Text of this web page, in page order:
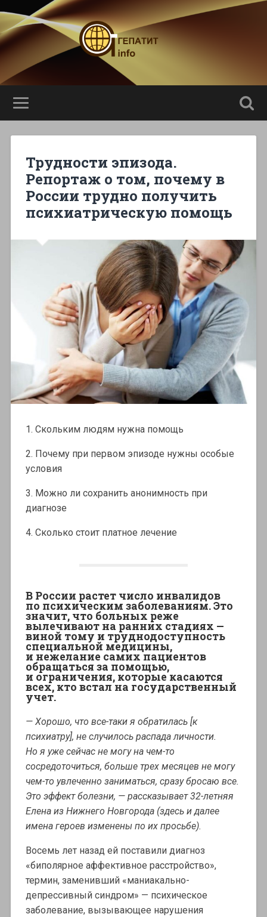
Трудности эпизода.
Репортаж о том, почему в
России трудно получить
психиатрическую помощь
1. Скольким людям нужна помощь
2. Почему при первом эпизоде нужны особые
условия
3. Можно ли сохранить анонимность при
диагнозе
4. Сколько стоит платное лечение
В России растет число инвалидов
по психическим заболеваниям. Это
значит, что больных реже
вылечивают на ранних стадиях —
виной тому и труднодоступность
специальной медицины,
и нежелание самих пациентов
обращаться за помощью,
и ограничения, которые касаются
всех, кто встал на государственный
учет.
— Хорошо, что все-таки я обратилась [к
психиатру], не случилось распада личности.
Но я уже сейчас не могу на чем-то
сосредоточиться, больше трех месяцев не могу
чем-то увлеченно заниматься, сразу бросаю все.
Это эффект болезни, — рассказывает 32-летняя
Елена из Нижнего Новгорода (здесь и далее
имена героев изменены по их просьбе).
Восемь лет назад ей поставили диагноз
«биполярное аффективное расстройство»,
термин, заменивший «маниакально-
депрессивный синдром» — психическое
заболевание, вызывающее нарушения